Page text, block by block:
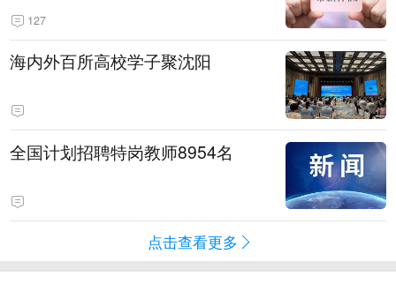
127
海内外百所高校学子聚沈阳
全国计划招聘特岗教师8954名
点击查看更多